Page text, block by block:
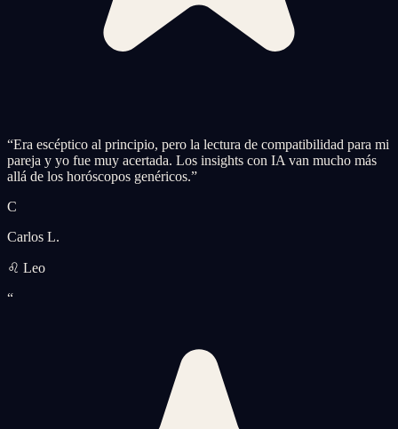
“Era escéptico al principio, pero la lectura de compatibilidad para mi
pareja y yo fue muy acertada. Los insights con IA van mucho más
allá de los horóscopos genéricos.”
C
Carlos L.
♌ Leo
“